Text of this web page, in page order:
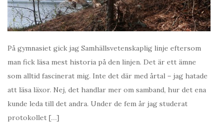
På gymnasiet gick jag Samhällsvetenskaplig linje eftersom
man fick läsa mest historia på den linjen. Det är ett ämne
som alltid fascinerat mig. Inte det där med årtal – jag hatade
att läsa läxor. Nej, det handlar mer om samband, hur det ena
kunde leda till det andra. Under de fem år jag studerat
protokollet […]